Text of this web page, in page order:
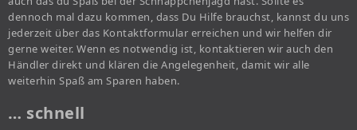
dennoch mal dazu kommen, dass Du Hilfe brauchst, kannst du uns
jederzeit über das Kontaktformular erreichen und wir helfen dir
gerne weiter. Wenn es notwendig ist, kontaktieren wir auch den
Händler direkt und klären die Angelegenheit, damit wir alle
weiterhin Spaß am Sparen haben.
… schnell